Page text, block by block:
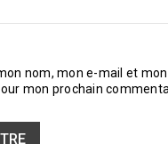
nom, mon e-mail et
mon prochain